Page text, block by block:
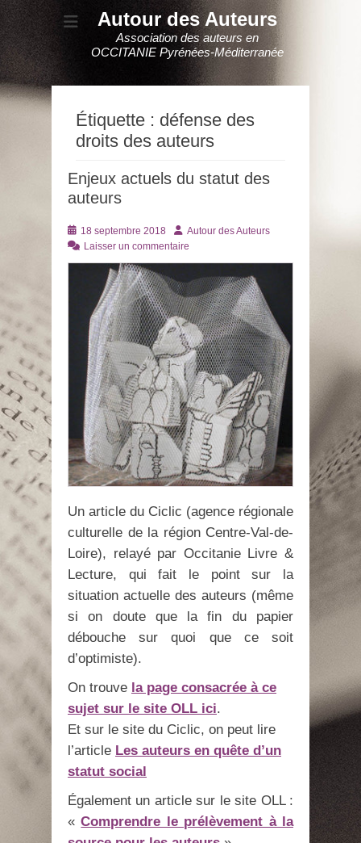
Autour des Auteurs
Association des auteurs en
OCCITANIE Pyrénées-Méditerranée
Étiquette : défense des
droits des auteurs
Enjeux actuels du statut des
auteurs
Posté
le
18 septembre 2018 AuteurAutour des Auteurs
Laisser un commentaire
Un article du Ciclic (agence régionale
culturelle de la région Centre-Val-de-
Loire), relayé par Occitanie Livre &
Lecture, qui fait le point sur la
situation actuelle des auteurs (même
si on doute que la fin du papier
débouche sur quoi que ce soit
d’optimiste).
On trouve la page consacrée à ce
sujet sur le site OLL ici.
Et sur le site du Ciclic, on peut lire
l’article Les auteurs en quête d’un
statut social
Également un article sur le site OLL :
«Comprendre le prélèvement à la